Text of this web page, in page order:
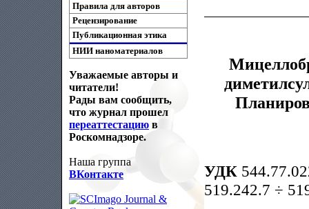
Правила для авторов
Рецензирование
Публикационная этика
НИИ наноматериалов
Уважаемые авторы и
читатели!
Рады вам сообщить,
что журнал прошел
переаттестацию в
Роскомнадзоре.
Наша группа
ВКонтакте
УДК
519.242.7 ÷